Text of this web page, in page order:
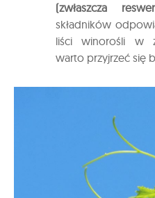
(zwłaszcza
składników
liści winorośli w
warto przyjrzeć się